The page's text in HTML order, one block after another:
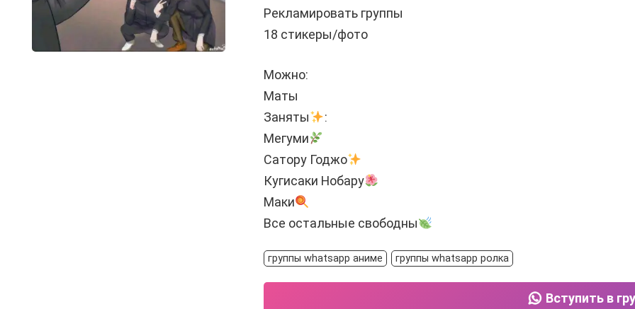
Рекламировать группы
18 стикеры/фото
Можно:
Маты
Заняты
:
Мегуми
Сатору Годжо
Кугисаки Нобару
Маки
Все остальные свободны
группы whatsapp аниме группы whatsapp ролка
Вступить в